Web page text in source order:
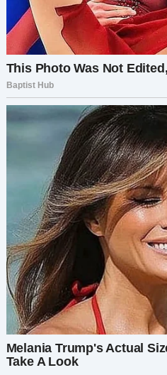
мы решили: ты не
сыну.
Мне показалось, будто
В этот момент появился
взгляд на сцену и всё
— Что, чёрт возьми,
Людмила повернулась к
— Мы просто сказали
этот брак. Она должна
с самого начала.
Челюсть Григория
— Я знал. Всегда знал. И
Отец Григория фыркнул.
— Как ты можешь так
заслуживаем внуков!
родителей!